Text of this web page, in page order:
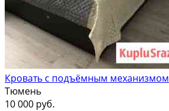
Кровать с подъёмным механизмом
Тюмень
10 000 руб.